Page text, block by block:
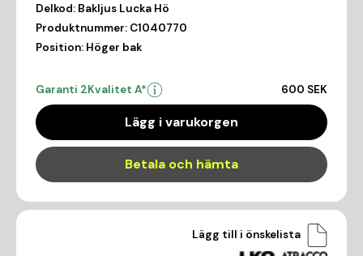
Delkod: Bakljus Lucka Hö
Produktnummer: C1040770
Position: Höger bak
Garanti 2Kvalitet A* 600 SEK
Lägg i varukorgen
Betala och hämta
Lägg till i önskelista